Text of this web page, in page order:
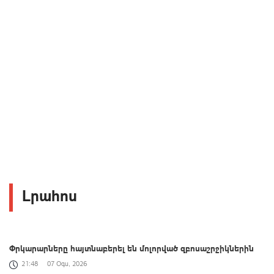
Լրահոս
Փրկարարները հայտնաբերել են մոլորված զբոսաշրջիկներին
21:48 07 Օգս, 2026